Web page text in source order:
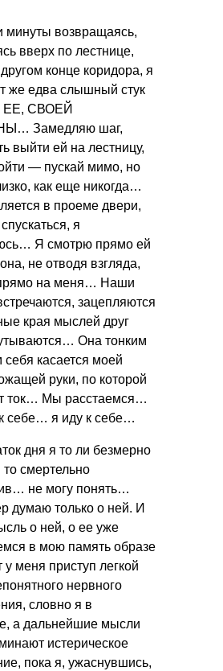
минуты возвращаясь,
вверх по лестнице,
конце коридора, я
же едва слышный стук
ЕЕ, СВОЕЙ
Замедляю шаг,
выйти ей на лестницу,
— пускай мимо, но
как еще никогда…
в проеме двери,
я
Я смотрю прямо ей
не отводя взгляда,
на меня… Наши
зацепляются
края мыслей друг
Она тонким
касается моей
руки, по которой
ток… Мы расстаемся…
себе… я иду к себе…
дня я то ли безмерно
то смертельно
не могу понять…
думаю только о ней. И
о ней, о ее уже
в мою память образе
меня приступ легкой
нервного
словно я в
а дальнейшие мысли
истерическое
пока я, ужаснувшись,